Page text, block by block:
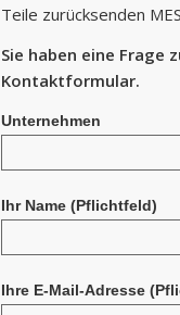
Teile zurücksenden
Sie haben eine Frage
Kontaktformular.
Unternehmen
Ihr Name (Pflichtfeld)
Ihre E-Mail-Adresse